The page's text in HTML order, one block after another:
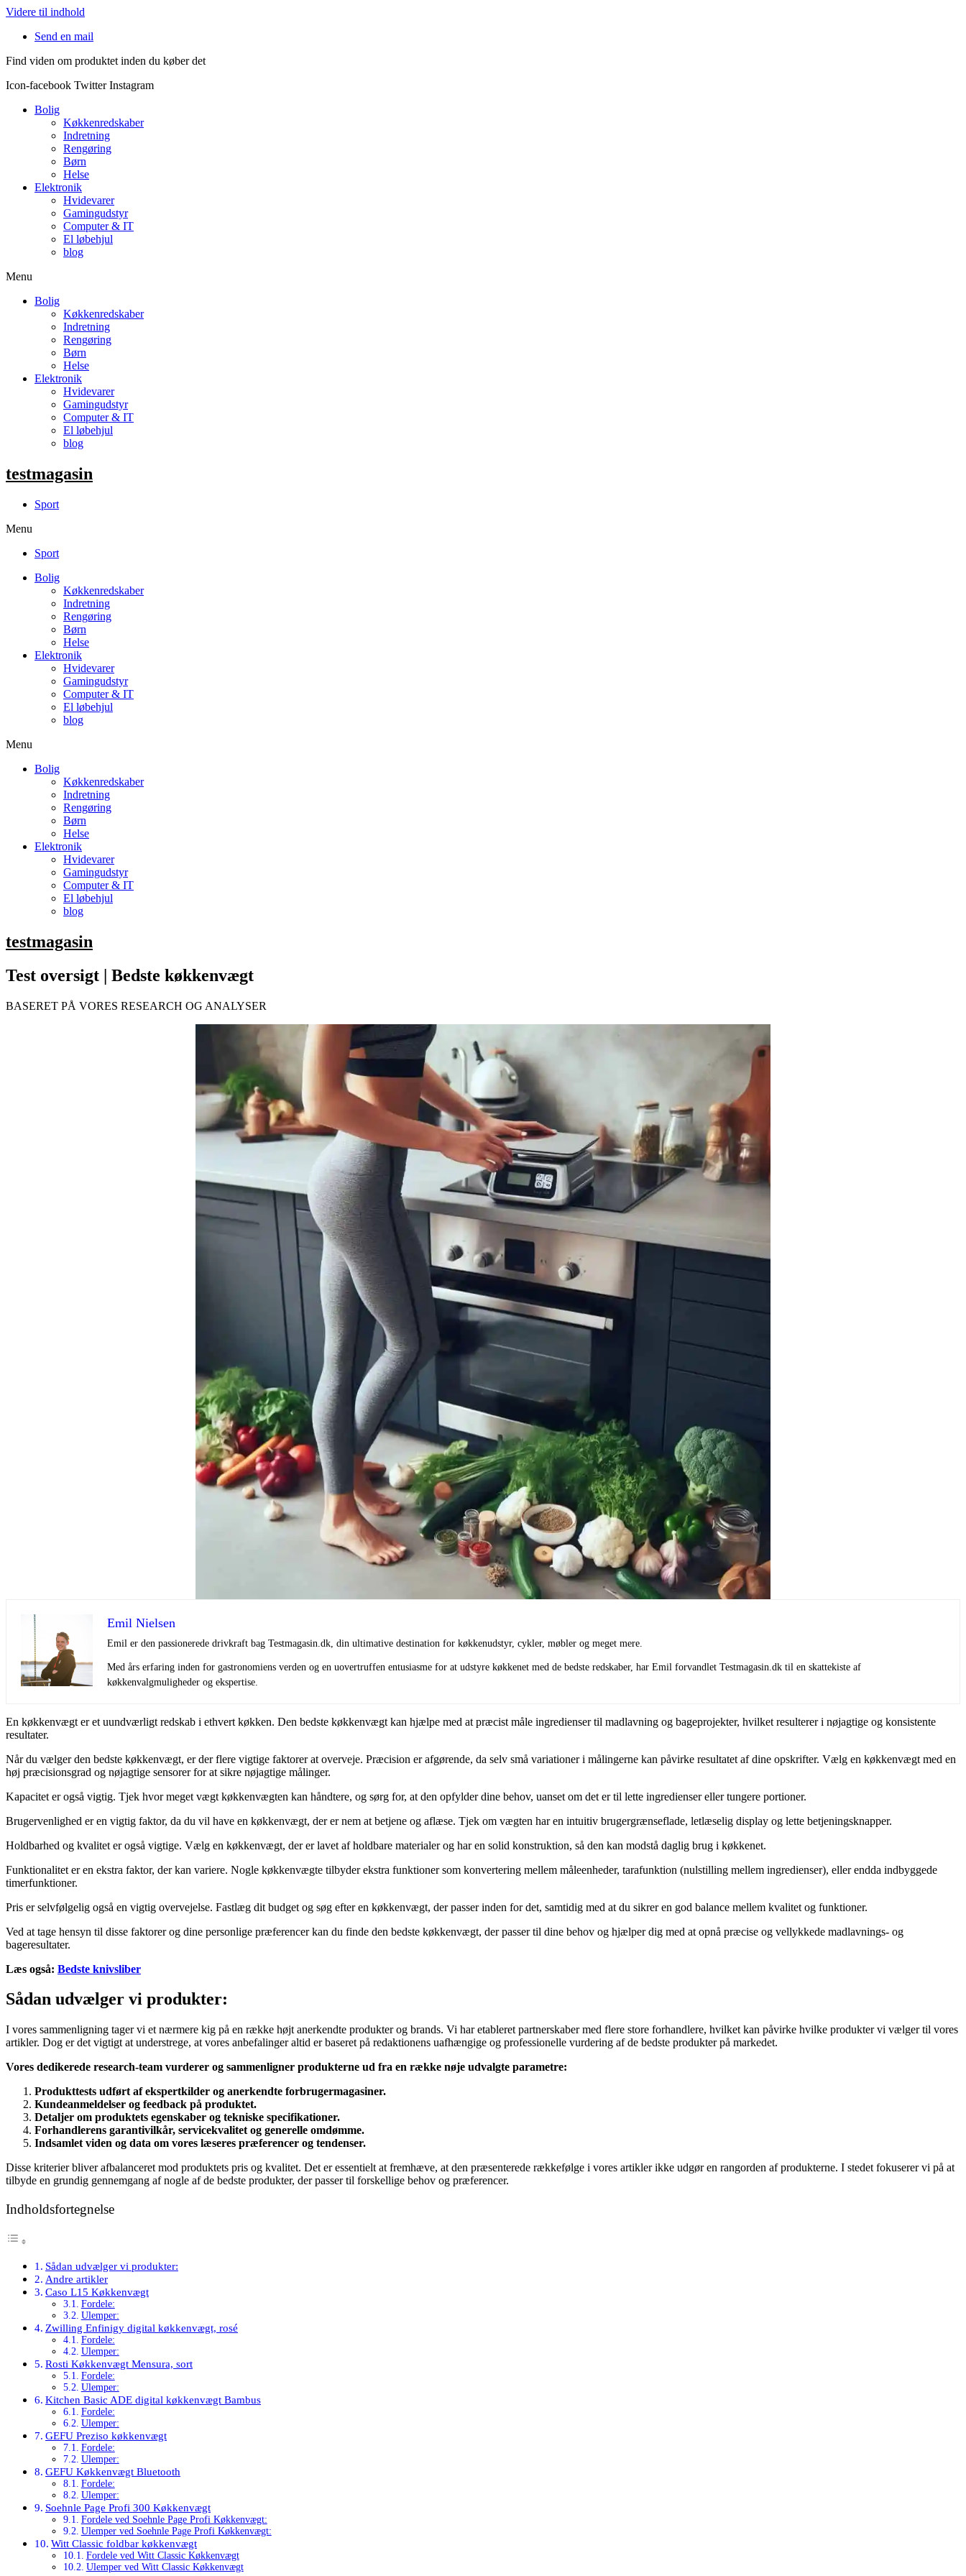
Videre til indhold
Send en mail
Find viden om produktet inden du køber det
Icon-facebook Twitter Instagram
Bolig
Køkkenredskaber
Indretning
Rengøring
Børn
Helse
Elektronik
Hvidevarer
Gamingudstyr
Computer & IT
El løbehjul
blog
Menu
Bolig
Køkkenredskaber
Indretning
Rengøring
Børn
Helse
Elektronik
Hvidevarer
Gamingudstyr
Computer & IT
El løbehjul
blog
testmagasin
Sport
Menu
Sport
Bolig
Køkkenredskaber
Indretning
Rengøring
Børn
Helse
Elektronik
Hvidevarer
Gamingudstyr
Computer & IT
El løbehjul
blog
Menu
Bolig
Køkkenredskaber
Indretning
Rengøring
Børn
Helse
Elektronik
Hvidevarer
Gamingudstyr
Computer & IT
El løbehjul
blog
testmagasin
Test oversigt | Bedste køkkenvægt
BASERET PÅ VORES RESEARCH OG ANALYSER
Emil Nielsen
Emil er den passionerede drivkraft bag Testmagasin.dk, din ultimative destination for køkkenudstyr, cykler, møbler og meget mere.
Med års erfaring inden for gastronomiens verden og en uovertruffen entusiasme for at udstyre køkkenet med de bedste redskaber, har Emil forvandlet Testmagasin.dk til en skattekiste af
køkkenvalgmuligheder og ekspertise.
En køkkenvægt er et uundværligt redskab i ethvert køkken. Den bedste køkkenvægt kan hjælpe med at præcist måle ingredienser til madlavning og bageprojekter, hvilket resulterer i nøjagtige og konsistente
resultater.
Når du vælger den bedste køkkenvægt, er der flere vigtige faktorer at overveje. Præcision er afgørende, da selv små variationer i målingerne kan påvirke resultatet af dine opskrifter. Vælg en køkkenvægt med en
høj præcisionsgrad og nøjagtige sensorer for at sikre nøjagtige målinger.
Kapacitet er også vigtig. Tjek hvor meget vægt køkkenvægten kan håndtere, og sørg for, at den opfylder dine behov, uanset om det er til lette ingredienser eller tungere portioner.
Brugervenlighed er en vigtig faktor, da du vil have en køkkenvægt, der er nem at betjene og aflæse. Tjek om vægten har en intuitiv brugergrænseflade, letlæselig display og lette betjeningsknapper.
Holdbarhed og kvalitet er også vigtige. Vælg en køkkenvægt, der er lavet af holdbare materialer og har en solid konstruktion, så den kan modstå daglig brug i køkkenet.
Funktionalitet er en ekstra faktor, der kan variere. Nogle køkkenvægte tilbyder ekstra funktioner som konvertering mellem måleenheder, tarafunktion (nulstilling mellem ingredienser), eller endda indbyggede
timerfunktioner.
Pris er selvfølgelig også en vigtig overvejelse. Fastlæg dit budget og søg efter en køkkenvægt, der passer inden for det, samtidig med at du sikrer en god balance mellem kvalitet og funktioner.
Ved at tage hensyn til disse faktorer og dine personlige præferencer kan du finde den bedste køkkenvægt, der passer til dine behov og hjælper dig med at opnå præcise og vellykkede madlavnings- og
bageresultater.
Læs også: Bedste knivsliber
Sådan udvælger vi produkter:
I vores sammenligning tager vi et nærmere kig på en række højt anerkendte produkter og brands. Vi har etableret partnerskaber med flere store forhandlere, hvilket kan påvirke hvilke produkter vi vælger til vores
artikler. Dog er det vigtigt at understrege, at vores anbefalinger altid er baseret på redaktionens uafhængige og professionelle vurdering af de bedste produkter på markedet.
Vores dedikerede research-team vurderer og sammenligner produkterne ud fra en række nøje udvalgte parametre:
Produkttests udført af ekspertkilder og anerkendte forbrugermagasiner.
Kundeanmeldelser og feedback på produktet.
Detaljer om produktets egenskaber og tekniske specifikationer.
Forhandlerens garantivilkår, servicekvalitet og generelle omdømme.
Indsamlet viden og data om vores læseres præferencer og tendenser.
Disse kriterier bliver afbalanceret mod produktets pris og kvalitet. Det er essentielt at fremhæve, at den præsenterede rækkefølge i vores artikler ikke udgør en rangorden af produkterne. I stedet fokuserer vi på at
tilbyde en grundig gennemgang af nogle af de bedste produkter, der passer til forskellige behov og præferencer.
Indholdsfortegnelse
Sådan udvælger vi produkter:
Andre artikler
Caso L15 Køkkenvægt
Fordele:
Ulemper:
Zwilling Enfinigy digital køkkenvægt, rosé
Fordele:
Ulemper:
Rosti Køkkenvægt Mensura, sort
Fordele:
Ulemper:
Kitchen Basic ADE digital køkkenvægt Bambus
Fordele:
Ulemper:
GEFU Preziso køkkenvægt
Fordele:
Ulemper:
GEFU Køkkenvægt Bluetooth
Fordele:
Ulemper:
Soehnle Page Profi 300 Køkkenvægt
Fordele ved Soehnle Page Profi Køkkenvægt:
Ulemper ved Soehnle Page Profi Køkkenvægt:
Witt Classic foldbar køkkenvægt
Fordele ved Witt Classic Køkkenvægt
Ulemper ved Witt Classic Køkkenvægt